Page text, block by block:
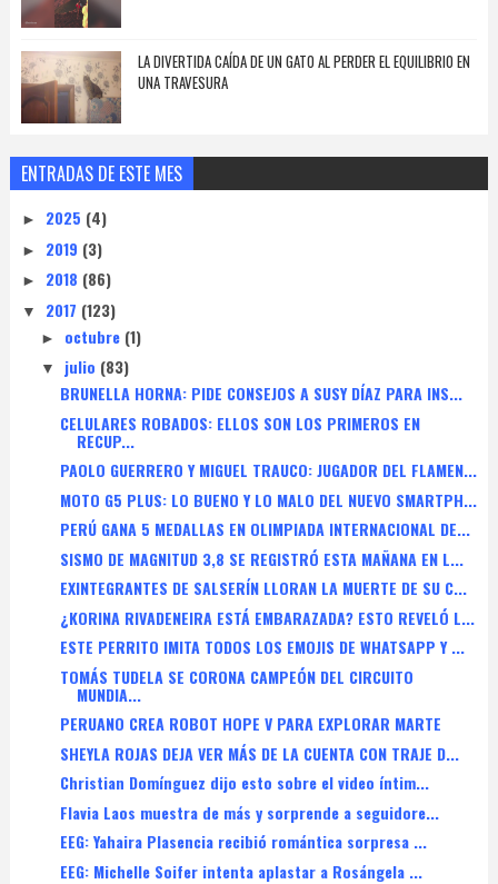
LA DIVERTIDA CAÍDA DE UN GATO AL PERDER EL EQUILIBRIO EN
UNA TRAVESURA
ENTRADAS DE ESTE MES
► 2025 (4)
► 2019 (3)
► 2018 (86)
▼ 2017 (123)
► octubre (1)
▼ julio (83)
BRUNELLA HORNA: PIDE CONSEJOS A SUSY DÍAZ PARA INS...
CELULARES ROBADOS: ELLOS SON LOS PRIMEROS EN
RECUP...
PAOLO GUERRERO Y MIGUEL TRAUCO: JUGADOR DEL FLAMEN...
MOTO G5 PLUS: LO BUENO Y LO MALO DEL NUEVO SMARTPH...
PERÚ GANA 5 MEDALLAS EN OLIMPIADA INTERNACIONAL DE...
SISMO DE MAGNITUD 3,8 SE REGISTRÓ ESTA MAÑANA EN L...
EXINTEGRANTES DE SALSERÍN LLORAN LA MUERTE DE SU C...
¿KORINA RIVADENEIRA ESTÁ EMBARAZADA? ESTO REVELÓ L...
ESTE PERRITO IMITA TODOS LOS EMOJIS DE WHATSAPP Y ...
TOMÁS TUDELA SE CORONA CAMPEÓN DEL CIRCUITO
MUNDIA...
PERUANO CREA ROBOT HOPE V PARA EXPLORAR MARTE
SHEYLA ROJAS DEJA VER MÁS DE LA CUENTA CON TRAJE D...
Christian Domínguez dijo esto sobre el video íntim...
Flavia Laos muestra de más y sorprende a seguidore...
EEG: Yahaira Plasencia recibió romántica sorpresa ...
EEG: Michelle Soifer intenta aplastar a Rosángela ...